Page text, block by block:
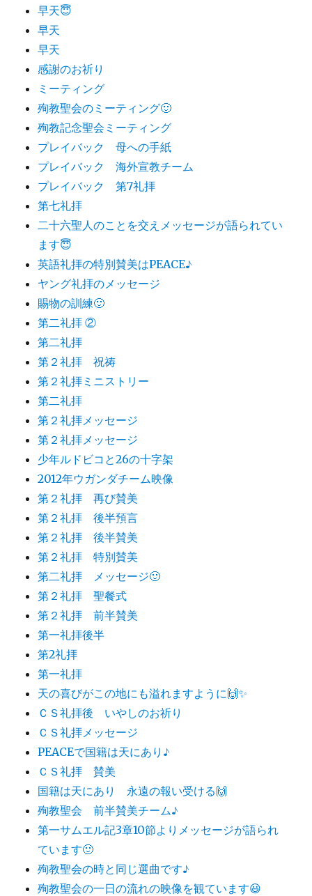
早天😇
早天
早天
感謝のお祈り
ミーティング
殉教聖会のミーティング🙂
殉教記念聖会ミーティング
プレイバック 母への手紙
プレイバック 海外宣教チーム
プレイバック 第7礼拝
第七礼拝
二十六聖人のことを交えメッセージが語られてい
ます😇
英語礼拝の特別賛美はPEACE♪
ヤング礼拝のメッセージ
賜物の訓練🙂
第二礼拝 ②
第二礼拝
第２礼拝 祝祷
第２礼拝ミニストリー
第二礼拝
第２礼拝メッセージ
第２礼拝メッセージ
少年ルドビコと26の十字架
2012年ウガンダチーム映像
第２礼拝 再び賛美
第２礼拝 後半預言
第２礼拝 後半賛美
第２礼拝 特別賛美
第二礼拝 メッセージ🙂
第２礼拝 聖餐式
第２礼拝 前半賛美
第一礼拝後半
第2礼拝
第一礼拝
天の喜びがこの地にも溢れますように🙌✨
ＣＳ礼拝後 いやしのお祈り
ＣＳ礼拝メッセージ
PEACEで国籍は天にあり♪
ＣＳ礼拝 賛美
国籍は天にあり 永遠の報い受ける🙌
殉教聖会 前半賛美チーム♪
第一サムエル記3章10節よりメッセージが語られ
ています🙂
殉教聖会の時と同じ選曲です♪
殉教聖会の一日の流れの映像を観ています😃